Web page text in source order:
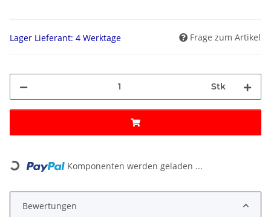
Lager Lieferant: 4 Werktage Frage zum Artikel
Stk
Loading... Komponenten werden geladen ...
Bewertungen